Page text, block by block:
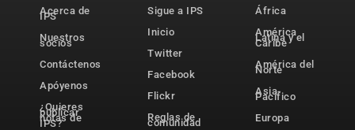
Acerca de
IPS
Nuestros
socios
Contáctenos
Apóyenos
¿Quieres
publicar
notas de
IPS?
Sigue a IPS
Inicio
Twitter
Facebook
Flickr
Reglas de
comunidad
África
América
Latina y el
Caribe
América del
Norte
Asia-
Pacífico
Europa